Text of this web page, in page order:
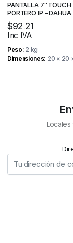
PANTALLA 7″ TOUCH
PORTERO IP – DAHUA
$92.21
Inc IVA
Peso 2 kg
Dimensiones 20 × 20
Locales